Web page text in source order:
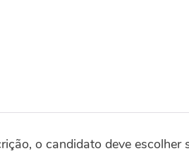
o candidato deve